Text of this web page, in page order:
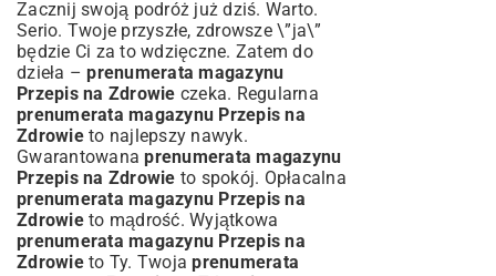
Zacznij swoją podróż już dziś. Warto.
Serio. Twoje przyszłe, zdrowsze \”ja\”
będzie Ci za to wdzięczne. Zatem do
dzieła –prenumerata magazynu
Przepis na Zdrowie czeka. Regularna
prenumerata magazynu Przepis na
Zdrowieto najlepszy nawyk.
Gwarantowanaprenumerata magazynu
Przepis na Zdrowie to spokój. Opłacalna
prenumerata magazynu Przepis na
Zdrowieto mądrość. Wyjątkowa
prenumerata magazynu Przepis na
Zdrowieto Ty. Twojaprenumerata